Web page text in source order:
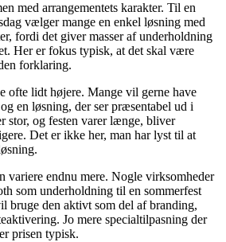
med arrangementets karakter. Til en
vælger mange en enkel løsning med
fordi det giver masser af underholdning
Her er fokus typisk, at det skal være
forklaring.
ofte lidt højere. Mange vil gerne have
en løsning, der ser præsentabel ud i
stor, og festen varer længe, bliver
Det er ikke her, man har lyst til at
variere endnu mere. Nogle virksomheder
som underholdning til en sommerfest
bruge den aktivt som del af branding,
Jo mere specialtilpasning der
prisen typisk.